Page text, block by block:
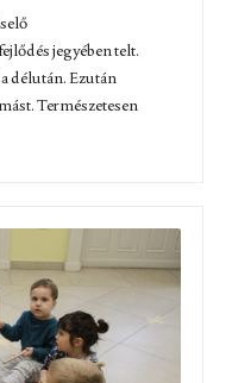
jegyében telt.
délután. Ezután
Természetesen